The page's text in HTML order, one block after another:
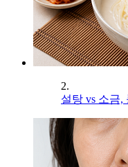
2.
설탕 vs 소금,